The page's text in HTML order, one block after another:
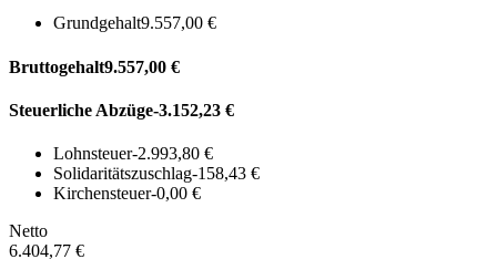
Grundgehalt9.557,00 €
Bruttogehalt9.557,00 €
Steuerliche Abzüge-3.152,23 €
Lohnsteuer-2.993,80 €
Solidaritätszuschlag-158,43 €
Kirchensteuer-0,00 €
Netto
6.404,77 €